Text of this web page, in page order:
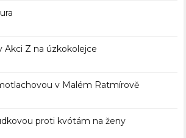
Akci Z na úzkokolejce
v Malém Ratmírově
proti kvótám na ženy